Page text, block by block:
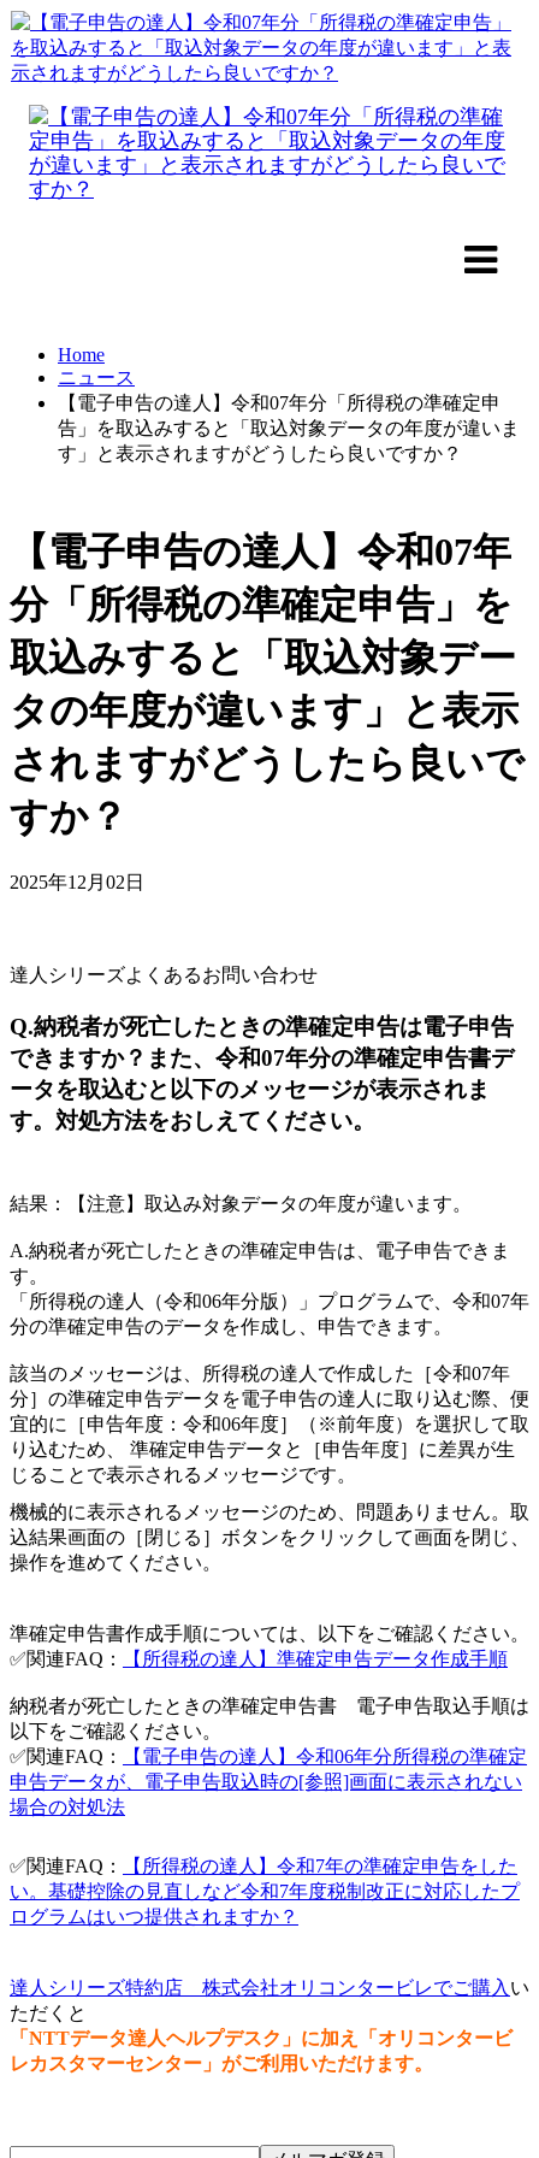
Home
ニュース
【電子申告の達人】令和07年分「所得税の準確定申
告」を取込みすると「取込対象データの年度が違いま
す」と表示されますがどうしたら良いですか？
【電子申告の達人】令和07年
分「所得税の準確定申告」を
取込みすると「取込対象デー
タの年度が違います」と表示
されますがどうしたら良いで
すか？
2025年12月02日
達人シリーズよくあるお問い合わせ
Q.納税者が死亡したときの準確定申告は電子申告
できますか？また、令和07年分の準確定申告書デ
ータを取込むと以下のメッセージが表示されま
す。対処方法をおしえてください。
結果：【注意】取込み対象データの年度が違います。
A.納税者が死亡したときの準確定申告は、電子申告できま
す。
「所得税の達人（令和06年分版）」プログラムで、令和07年
分の準確定申告のデータを作成し、申告できます。
該当のメッセージは、所得税の達人で作成した［令和07年
分］の準確定申告データを電子申告の達人に取り込む際、便
宜的に［申告年度：令和06年度］（※前年度）を選択して取
り込むため、 準確定申告データと［申告年度］に差異が生
じることで表示されるメッセージです。
機械的に表示されるメッセージのため、問題ありません。取
込結果画面の［閉じる］ボタンをクリックして画面を閉じ、
操作を進めてください。
準確定申告書作成手順については、以下をご確認ください。
✅関連FAQ：
【所得税の達人】準確定申告データ作成手順
納税者が死亡したときの準確定申告書 電子申告取込手順は
以下をご確認ください。
✅関連FAQ：
【電子申告の達人】令和06年分所得税の準確定
申告データが、電子申告取込時の[参照]画面に表示されない
場合の対処法
✅関連FAQ：
【所得税の達人】令和7年の準確定申告をした
い。基礎控除の見直しなど令和7年度税制改正に対応したプ
ログラムはいつ提供されますか？
達人シリーズ特約店 株式会社オリコンタービレでご購入 い
ただくと
「NTTデータ達人ヘルプデスク」に加え「オリコンタービ
レカスタマーセンター」がご利用いただけます。